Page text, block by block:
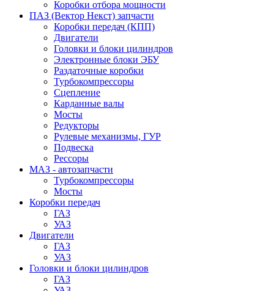
Коробки отбора мощности
ПАЗ (Вектор Некст) запчасти
Коробки передач (КПП)
Двигатели
Головки и блоки цилиндров
Электронные блоки ЭБУ
Раздаточные коробки
Турбокомпрессоры
Сцепление
Карданные валы
Мосты
Редукторы
Рулевые механизмы, ГУР
Подвеска
Рессоры
МАЗ - автозапчасти
Турбокомпрессоры
Мосты
Коробки передач
ГАЗ
УАЗ
Двигатели
ГАЗ
УАЗ
Головки и блоки цилиндров
ГАЗ